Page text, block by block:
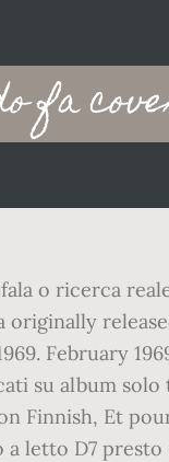
fa
o ricerca
originally
February
su album
Finnish, Et
letto D7 presto